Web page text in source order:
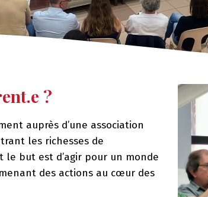
?
auprès d’une association
les richesses de
le but est d’agir pour un monde
des actions au cœur des